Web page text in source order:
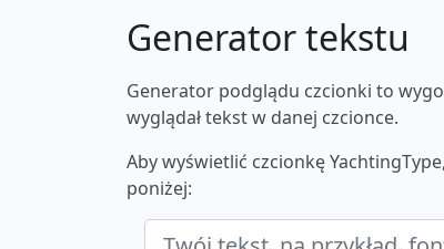
Generator tekstu
Generator podglądu czcionki to
wyglądał tekst w danej czcionce.
Aby wyświetlić czcionkę
poniżej: